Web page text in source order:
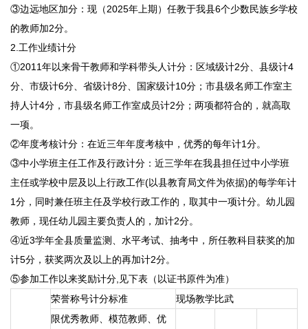
③边远地区加分：现（2025年上期）任教于我县6个少数民族乡学校
的教师加2分。
2.工作业绩计分
①2011年以来骨干教师和学科带头人计分：区域级计2分、县级计4
分、市级计6分、省级计8分、国家级计10分；市县级名师工作室主
持人计4分，市县级名师工作室成员计2分；两项都符合的，就高取
一项。
②年度考核计分：在近三年年度考核中，优秀的每年计1分。
③中小学班主任工作及行政计分：近三学年在我县担任过中小学班
主任或学校中层及以上行政工作(以县教育局文件为依据)的每学年计
1分，同时兼任班主任及学校行政工作的，取其中一项计分。幼儿园
教师，现任幼儿园主要负责人的，加计2分。
④近3学年全县质量监测、水平考试、抽考中，所任教科目获奖的加
计5分，获奖两次及以上的再加计2分。
⑤参加工作以来奖励计分,见下表（以证书原件为准）
荣誉称号计分标准
现场教学比武
限优秀教师、模范教师、优